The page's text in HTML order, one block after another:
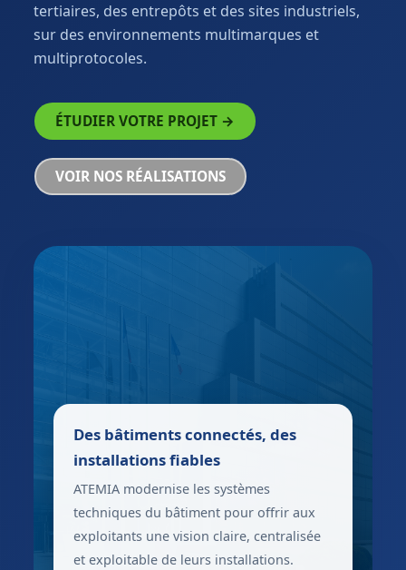
tertiaires, des entrepôts et des sites industriels,
sur des environnements multimarques et
multiprotocoles.
ÉTUDIER VOTRE PROJET →
VOIR NOS RÉALISATIONS
Des bâtiments connectés, des
installations fiables
ATEMIA modernise les systèmes
techniques du bâtiment pour offrir aux
exploitants une vision claire, centralisée
et exploitable de leurs installations.